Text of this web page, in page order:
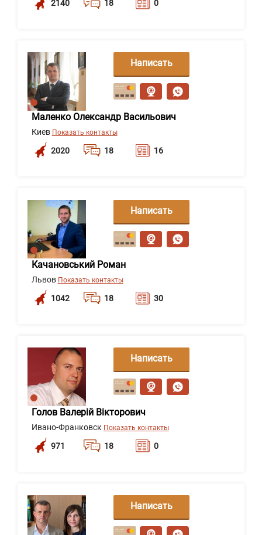
2140 18 0
Маленко Олександр Васильович
Киев Показать контакты
2020 18 16
Написать
сообщение
Качановський Роман
Львов Показать контакты
1042 18 30
Написать
сообщение
Голов Валерій Вікторович
Ивано-Франковск Показать контакты
971 18 0
Написать
сообщение
Написать
сообщение